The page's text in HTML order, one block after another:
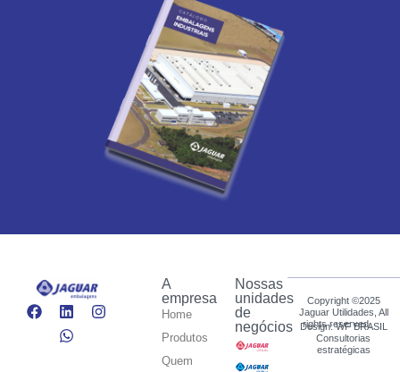
A
empresa
Home
Produtos
Quem
Nossas
unidades
de
negócios
Copyright ©2025
Jaguar Utilidades, All
rights reserved.
Design: WF BRASIL
Consultorias
estratégicas